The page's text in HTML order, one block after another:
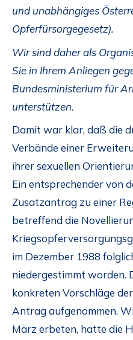
und unabhängiges
Opferfürsorgegesetz).
Wir sind daher als
Sie in Ihrem Anliegen
Bundesministerium für
unterstützen.
Damit war klar, daß die
Verbände einer
ihrer sexuellen
Ein entsprechender von
Zusatzantrag zu einer
betreffend die
im Dezember 1988
niedergestimmt worden.
konkreten Vorschläge
Antrag aufgenommen.
März erbeten, hatte die